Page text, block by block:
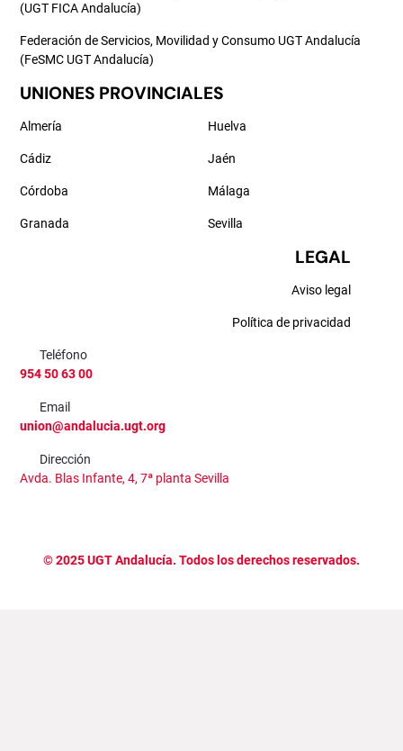
(UGT FICA Andalucía)
Federación de Servicios, Movilidad y Consumo UGT Andalucía
(FeSMC UGT Andalucía)
UNIONES PROVINCIALES
Almería
Cádiz
Córdoba
Granada
Huelva
Jaén
Málaga
Sevilla
LEGAL
Aviso legal
Política de privacidad
Teléfono
954 50 63 00
Email
union@andalucia.ugt.org
Dirección
Avda. Blas Infante, 4, 7ª planta Sevilla
©2025UGT Andalucía. Todos los derechos reservados.